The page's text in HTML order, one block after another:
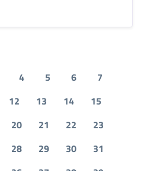
4 5 6
7
12 13 14
15
20 21 22
23
28 29 30
31